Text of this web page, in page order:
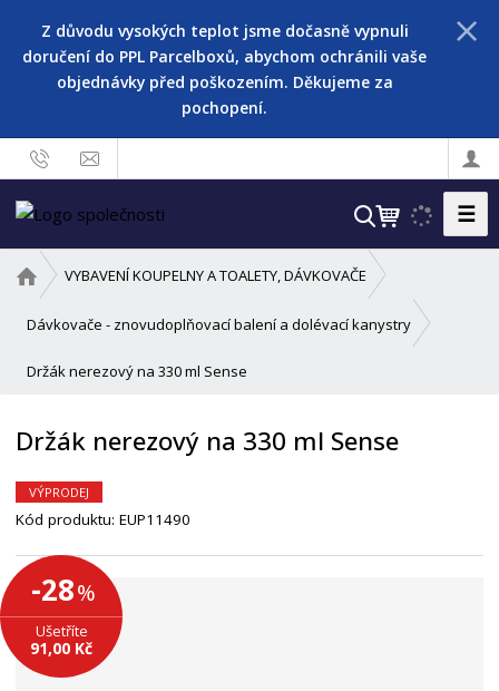
Z důvodu vysokých teplot jsme dočasně vypnuli
doručení do PPL Parcelboxů, abychom ochránili vaše
objednávky před poškozením. Děkujeme za
pochopení.
V
h
l
e
☰
v
o
n
t
a
n
VYBAVENÍ KOUPELNY A TOALETY, DÁVKOVAČE
Dávkovače - znovudoplňovací balení a dolévací kanystry
Držák nerezový na 330 ml Sense
Držák nerezový na 330 ml Sense
VÝPRODEJ
Kód produktu:EUP11490
-28%
Ušetříte
91,00 Kč